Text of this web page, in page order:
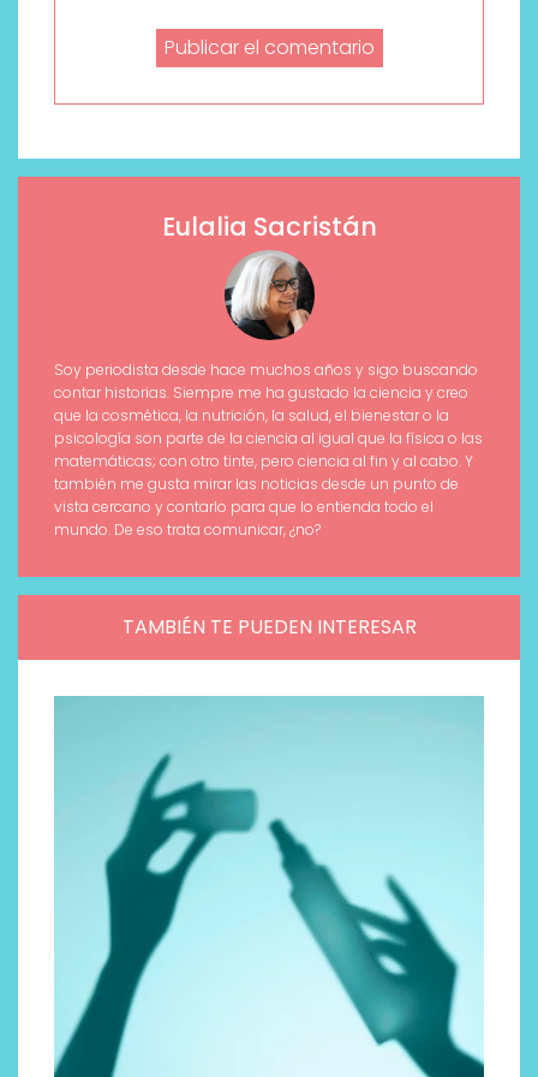
Eulalia Sacristán
Soy periodista desde hace muchos años y sigo buscando
contar historias. Siempre me ha gustado la ciencia y creo
que la cosmética, la nutrición, la salud, el bienestar o la
psicología son parte de la ciencia al igual que la física o las
matemáticas; con otro tinte, pero ciencia al fin y al cabo. Y
también me gusta mirar las noticias desde un punto de
vista cercano y contarlo para que lo entienda todo el
mundo. De eso trata comunicar, ¿no?
TAMBIÉN TE PUEDEN INTERESAR